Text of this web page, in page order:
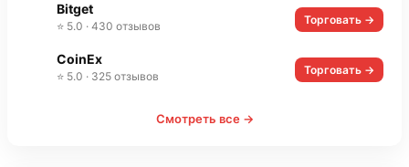
Bitget
⭐ 5.0 · 430 отзывов Торговать →
CoinEx
⭐ 5.0 · 325 отзывов Торговать →
Смотреть все →